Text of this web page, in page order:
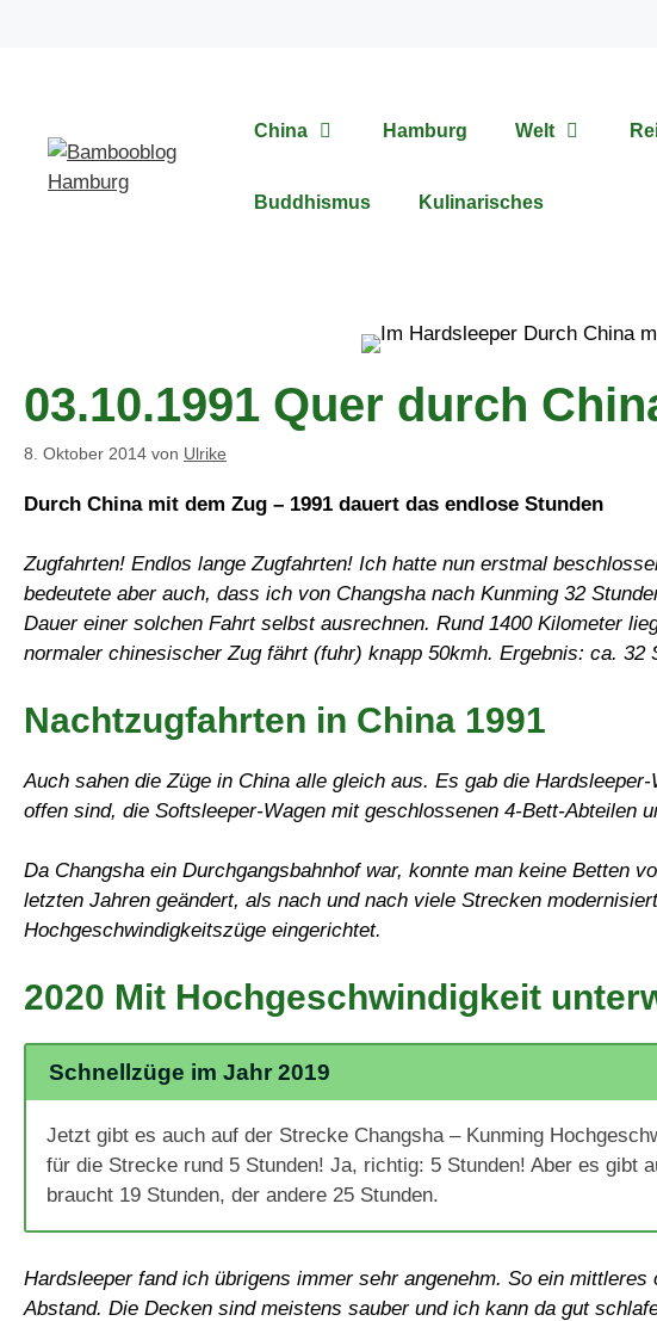
China Hamburg Welt
Buddhismus Kulinarisches
03.10.1991 Quer durch
8. Oktober 2014 von Ulrike
Durch China mit dem Zug – 1991 dauert das endlose Stunden
Zugfahrten! Endlos lange Zugfahrten! Ich hatte nun erstmal
bedeutete aber auch, dass ich von Changsha nach Kunming 32
Dauer einer solchen Fahrt selbst ausrechnen. Rund 1400 Kilometer
normaler chinesischer Zug fährt (fuhr) knapp 50kmh. Ergebnis: ca. 32
Nachtzugfahrten in China 1991
Auch sahen die Züge in China alle gleich aus. Es gab die
offen sind, die Softsleeper-Wagen mit geschlossenen 4-Bett-Abteilen
Da Changsha ein Durchgangsbahnhof war, konnte man keine Betten
letzten Jahren geändert, als nach und nach viele Strecken
Hochgeschwindigkeitszüge eingerichtet.
2020 Mit Hochgeschwindigkeit
Schnellzüge im Jahr 2019
Jetzt gibt es auch auf der Strecke Changsha – Kunming
für die Strecke rund 5 Stunden! Ja, richtig: 5 Stunden! Aber es gibt
braucht 19 Stunden, der andere 25 Stunden.
Hardsleeper fand ich übrigens immer sehr angenehm. So ein
Abstand. Die Decken sind meistens sauber und ich kann da gut